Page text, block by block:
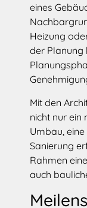
eines
Heizung
der Planung
Mit den
nicht nur ein
Umbau,
Sanierung
Rahmen
auch